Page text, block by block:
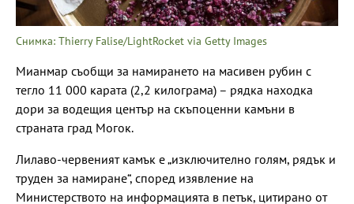
Снимка: Thierry Falise/LightRocket via Getty Images
Мианмар съобщи за намирането на масивен рубин с
тегло 11 000 карата (2,2 килограма) – рядка находка
дори за водещия център на скъпоценни камъни в
страната град Могок.
Лилаво-червеният камък е „изключително голям, рядък и
труден за намиране“, според изявление на
Министерството на информацията в петък, цитирано от